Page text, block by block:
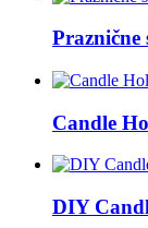
Praznične
Candle
DIY